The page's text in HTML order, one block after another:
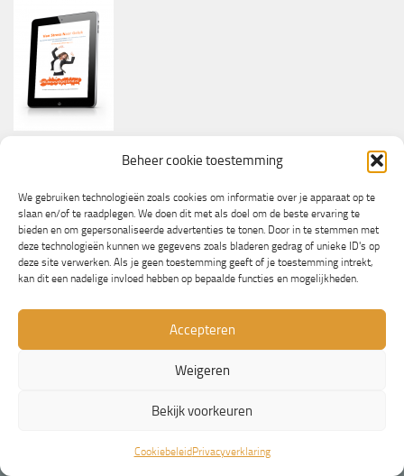
Beheer cookie toestemming
We gebruiken technologieën zoals cookies om informatie over je apparaat op te
slaan en/of te raadplegen. We doen dit met als doel om de beste ervaring te
bieden en om gepersonaliseerde advertenties te tonen. Door in te stemmen met
deze technologieën kunnen we gegevens zoals bladeren gedrag of unieke ID's op
deze site verwerken. Als je geen toestemming geeft of je toestemming intrekt,
kan dit een nadelige invloed hebben op bepaalde functies en mogelijkheden.
Accepteren
Weigeren
Bekijk voorkeuren
CookiebeleidPrivacyverklaring
PARTNERS
Wooninformatie.nl